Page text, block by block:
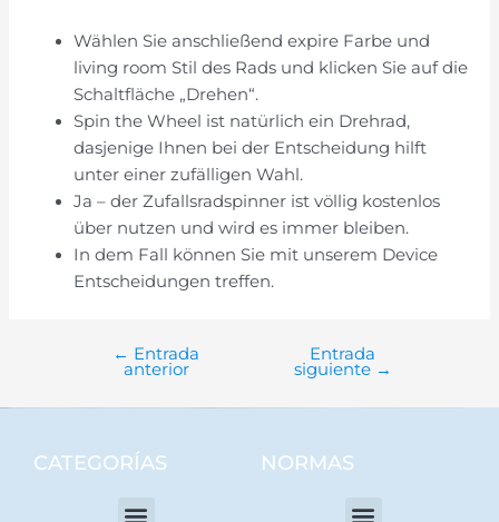
Wählen Sie anschließend expire Farbe und
living room Stil des Rads und klicken Sie auf die
Schaltfläche „Drehen“.
Spin the Wheel ist natürlich ein Drehrad,
dasjenige Ihnen bei der Entscheidung hilft
unter einer zufälligen Wahl.
Ja – der Zufallsradspinner ist völlig kostenlos
über nutzen und wird es immer bleiben.
In dem Fall können Sie mit unserem Device
Entscheidungen treffen.
← Entrada
anterior
Entrada
siguiente →
CATEGORÍAS
Menú
NORMAS
Menú